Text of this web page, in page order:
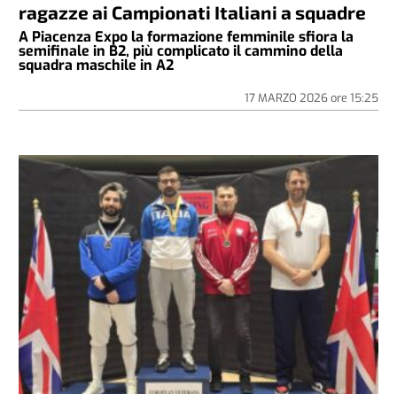
ragazze ai Campionati Italiani a squadre
A Piacenza Expo la formazione femminile sfiora la
semifinale in B2, più complicato il cammino della
squadra maschile in A2
17 MARZO 2026ore 15:25